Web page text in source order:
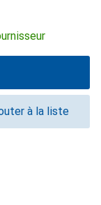
à la liste